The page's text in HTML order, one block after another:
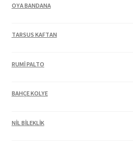
OYA BANDANA
TARSUS KAFTAN
RUMİ PALTO
BAHÇE KOLYE
NİL BİLEKLİK